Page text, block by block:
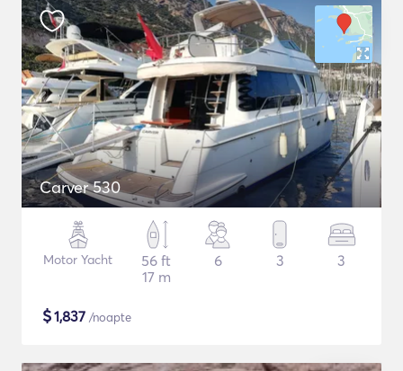
Carver 530
Motor Yacht
56 ft
17 m
6 3 3
$1,837 /noapte